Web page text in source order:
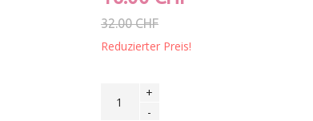
32.00 CHF
Reduzierter Preis!
+
-